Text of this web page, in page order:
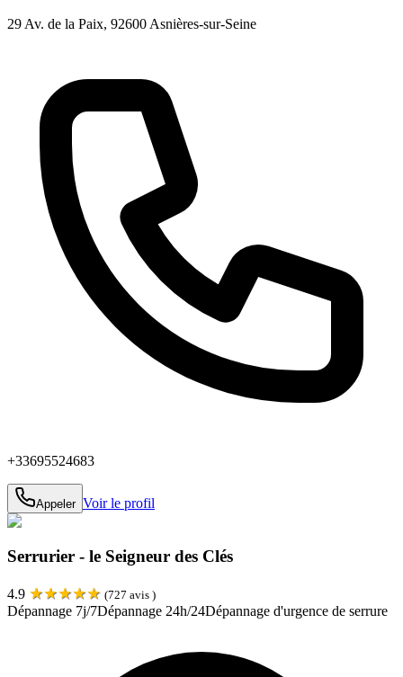
29 Av. de la Paix, 92600 Asnières-sur-Seine
+33695524683
Appeler Voir le profil
Serrurier - le Seigneur des Clés
4.9 ★★★★★ (727 avis )
Dépannage 7j/7Dépannage 24h/24Dépannage d'urgence de serrure